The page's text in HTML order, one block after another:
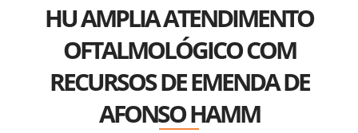
HU AMPLIA ATENDIMENTO
OFTALMOLÓGICO COM
RECURSOS DE EMENDA DE
AFONSO HAMM